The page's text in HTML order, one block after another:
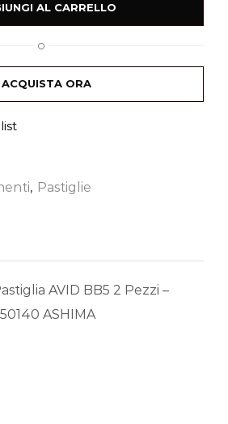
AL CARRELLO
O
ACQUISTA ORA
, Pastiglie
AVID BB5 2 Pezzi –
ASHIMA